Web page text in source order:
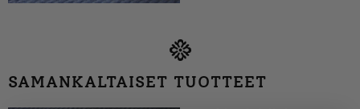
SAMANKALTAISET TUOTTEET